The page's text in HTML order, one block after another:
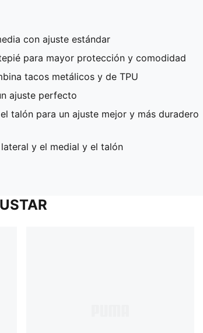
con ajuste estándar
para mayor protección y comodidad
tacos metálicos y de TPU
ajuste perfecto
talón para un ajuste mejor y más duradero
y el medial y el talón